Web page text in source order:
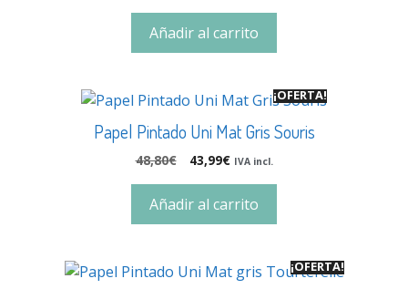
Añadir al carrito
¡OFERTA!
Papel Pintado Uni Mat Gris Souris
48,80€ 43,99€ IVA incl.
Añadir al carrito
¡OFERTA!